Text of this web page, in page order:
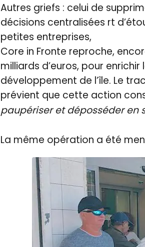
Autres griefs : celui de
décisions centralisées rt
petites entreprises,
Core in Fronte reproche,
milliards d’euros, pour
développement de l’île. Le
prévient que cette action
paupériser et déposséder en
La même opération a été